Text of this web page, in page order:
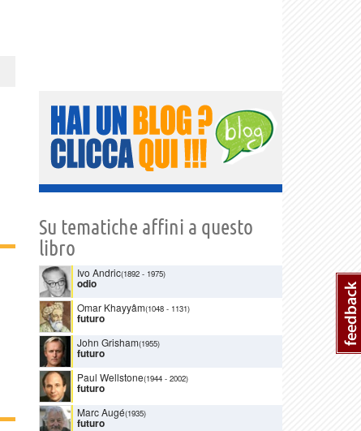
Su tematiche affini a questo
libro
Ivo Andric(1892 - 1975)
odio
Omar Khayyâm(1048 - 1131)
futuro
John Grisham(1955)
futuro
Paul Wellstone(1944 - 2002)
futuro
Marc Augé(1935)
futuro